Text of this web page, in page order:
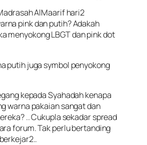
AlMaarif hari2
pink dan putih? Adakah
menyokong LBGT dan pink dot
putih juga symbol penyokong
kepada Syahadah kenapa
warna pakaian sangat dan
.. Cukupla sekadar spread
forum. Tak perlu bertanding